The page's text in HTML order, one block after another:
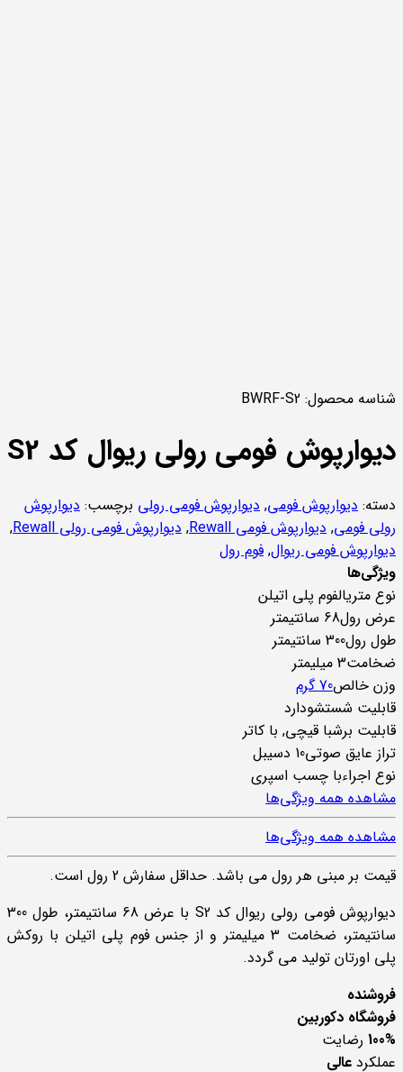
شناسه محصول: BWRF-S2
دیوارپوش فومی رولی ریوال کد S2
دسته: دیوارپوش فومی, دیوارپوش فومی رولی برچسب: دیوارپوش
رولی فومی, دیوارپوش فومی Rewall , دیوارپوش فومی رولی Rewall
,
دیوارپوش فومی ریوال, فوم رول
ویژگی‌ها
نوع متریالفوم پلی اتیلن
عرض رول68 سانتیمتر
طول رول300 سانتیمتر
ضخامت3 میلیمتر
وزن خالص70 گرم
قابلیت شستشودارد
قابلیت برشبا قیچی, با کاتر
تراز عایق صوتی10 دسیبل
نوع اجراءبا چسب اسپری
مشاهده همه ویژگی‌ها
مشاهده همه ویژگی‌ها
قیمت بر مبنی هر رول می باشد. حداقل سفارش 2 رول است.
دیوارپوش فومی رولی ریوال کد S2 با عرض 68 سانتیمتر، طول 300
سانتیمتر، ضخامت 3 میلیمتر و از جنس فوم پلی اتیلن با روکش
پلی اورتان تولید می گردد.
فروشنده
فروشگاه دکوربین
100% رضایت
عملکرد عالی